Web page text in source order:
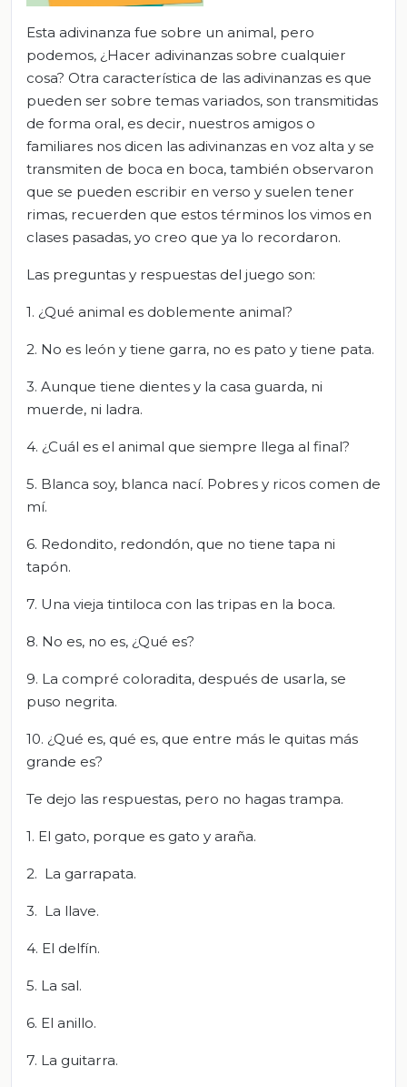
Esta adivinanza fue sobre un animal, pero
podemos, ¿Hacer adivinanzas sobre cualquier
cosa? Otra característica de las adivinanzas es que
pueden ser sobre temas variados, son transmitidas
de forma oral, es decir, nuestros amigos o
familiares nos dicen las adivinanzas en voz alta y se
transmiten de boca en boca, también observaron
que se pueden escribir en verso y suelen tener
rimas, recuerden que estos términos los vimos en
clases pasadas, yo creo que ya lo recordaron.
Las preguntas y respuestas del juego son:
1. ¿Qué animal es doblemente animal?
2. No es león y tiene garra, no es pato y tiene pata.
3. Aunque tiene dientes y la casa guarda, ni
muerde, ni ladra.
4. ¿Cuál es el animal que siempre llega al final?
5. Blanca soy, blanca nací. Pobres y ricos comen de
mí.
6. Redondito, redondón, que no tiene tapa ni
tapón.
7. Una vieja tintiloca con las tripas en la boca.
8. No es, no es, ¿Qué es?
9. La compré coloradita, después de usarla, se
puso negrita.
10. ¿Qué es, qué es, que entre más le quitas más
grande es?
Te dejo las respuestas, pero no hagas trampa.
1. El gato, porque es gato y araña.
2. La garrapata.
3. La llave.
4. El delfín.
5. La sal.
6. El anillo.
7. La guitarra.